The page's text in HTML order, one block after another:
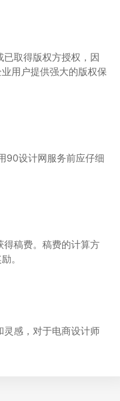
取得版权方授权，因
用户提供强大的版权保
90设计网服务前应仔细
稿费。稿费的计算方
。
感，对于电商设计师